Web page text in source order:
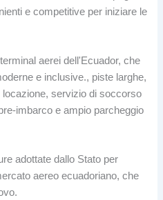
e competitive per iniziare le
aerei dell'Ecuador, che
e inclusive., piste larghe,
servizio di soccorso
imbarco e ampio parcheggio
adottate dallo Stato per
aereo ecuadoriano, che